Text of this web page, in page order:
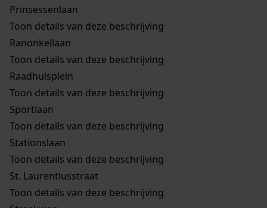
Prinsessenlaan
Toon details van deze beschrijving
Ranonkellaan
Toon details van deze beschrijving
Raadhuisplein
Toon details van deze beschrijving
Sportlaan
Toon details van deze beschrijving
Stationslaan
Toon details van deze beschrijving
St. Laurentiusstraat
Toon details van deze beschrijving